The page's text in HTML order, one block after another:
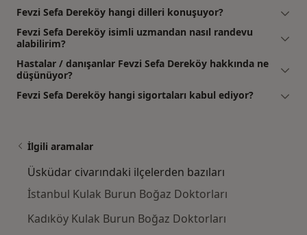
Fevzi Sefa Dereköy hangi dilleri konuşuyor?
Fevzi Sefa Dereköy isimli uzmandan nasıl randevu
alabilirim?
Hastalar / danışanlar Fevzi Sefa Dereköy hakkında ne
düşünüyor?
Fevzi Sefa Dereköy hangi sigortaları kabul ediyor?
İlgili aramalar
Üsküdar civarındaki ilçelerden bazıları
İstanbul Kulak Burun Boğaz Doktorları
Kadıköy Kulak Burun Boğaz Doktorları